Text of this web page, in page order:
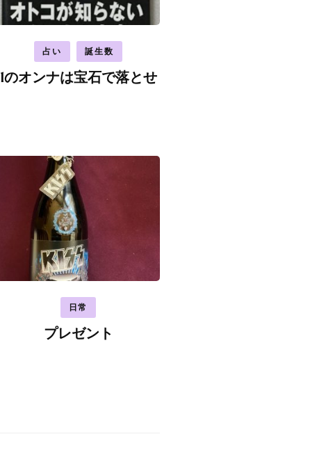
占い 誕生数
1のオンナは宝石で落とせ
日常
プレゼント